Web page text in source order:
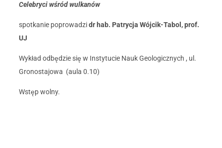
Celebryci wśród wulkanów
spotkanie poprowadzidr hab. Patrycja Wójcik-Tabol, prof.
UJ
Wykład odbędzie się w Instytucie Nauk Geologicznych , ul.
Gronostajowa (aula 0.10)
Wstęp wolny.